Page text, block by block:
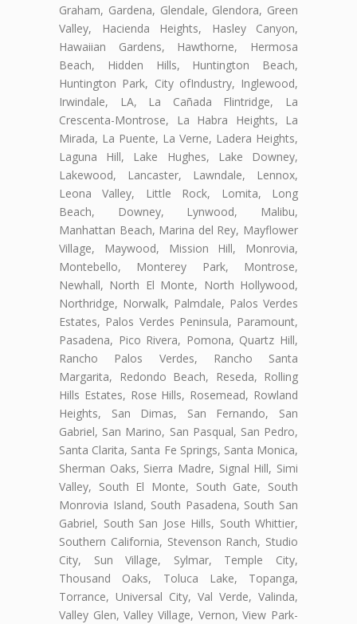
Graham, Gardena, Glendale, Glendora, Green
Valley, Hacienda Heights, Hasley Canyon,
Hawaiian Gardens, Hawthorne, Hermosa
Beach, Hidden Hills, Huntington Beach,
Huntington Park, City ofIndustry, Inglewood,
Irwindale, LA, La Cañada Flintridge, La
Crescenta-Montrose, La Habra Heights, La
Mirada, La Puente, La Verne, Ladera Heights,
Laguna Hill, Lake Hughes, Lake Downey,
Lakewood, Lancaster, Lawndale, Lennox,
Leona Valley, Little Rock, Lomita, Long
Beach, Downey, Lynwood, Malibu,
Manhattan Beach, Marina del Rey, Mayflower
Village, Maywood, Mission Hill, Monrovia,
Montebello, Monterey Park, Montrose,
Newhall, North El Monte, North Hollywood,
Northridge, Norwalk, Palmdale, Palos Verdes
Estates, Palos Verdes Peninsula, Paramount,
Pasadena, Pico Rivera, Pomona, Quartz Hill,
Rancho Palos Verdes, Rancho Santa
Margarita, Redondo Beach, Reseda, Rolling
Hills Estates, Rose Hills, Rosemead, Rowland
Heights, San Dimas, San Fernando, San
Gabriel, San Marino, San Pasqual, San Pedro,
Santa Clarita, Santa Fe Springs, Santa Monica,
Sherman Oaks, Sierra Madre, Signal Hill, Simi
Valley, South El Monte, South Gate, South
Monrovia Island, South Pasadena, South San
Gabriel, South San Jose Hills, South Whittier,
Southern California, Stevenson Ranch, Studio
City, Sun Village, Sylmar, Temple City,
Thousand Oaks, Toluca Lake, Topanga,
Torrance, Universal City, Val Verde, Valinda,
Valley Glen, Valley Village, Vernon, View Park-